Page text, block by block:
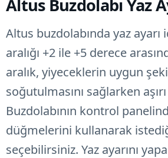
Altus Buzdolabı Yaz
Altus buzdolabında yaz ayarı
aralığı +2 ile +5 derece
aralık, yiyeceklerin uygun
soğutulmasını sağlarken
Buzdolabının kontrol
düğmelerini kullanarak
seçebilirsiniz. Yaz ayarını